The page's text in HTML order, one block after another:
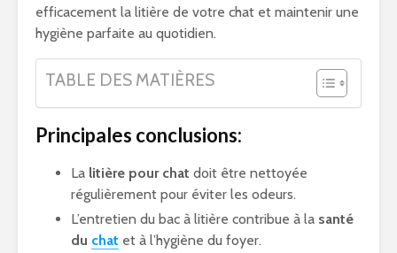
efficacement la litière de votre chat et maintenir une
hygiène parfaite au quotidien.
TABLE DES MATIÈRES
Principales conclusions:
La litière pour chat doit être nettoyée
régulièrement pour éviter les odeurs.
L’entretien du bac à litière contribue à la santé
du chat et à l’hygiène du foyer.